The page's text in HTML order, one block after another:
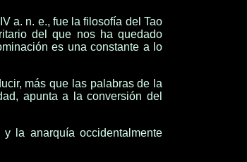
a. n. e., fue la filosofía del Tao
del que nos ha quedado
es una constante a lo
más que las palabras de la
apunta a la conversión del
la anarquía occidentalmente